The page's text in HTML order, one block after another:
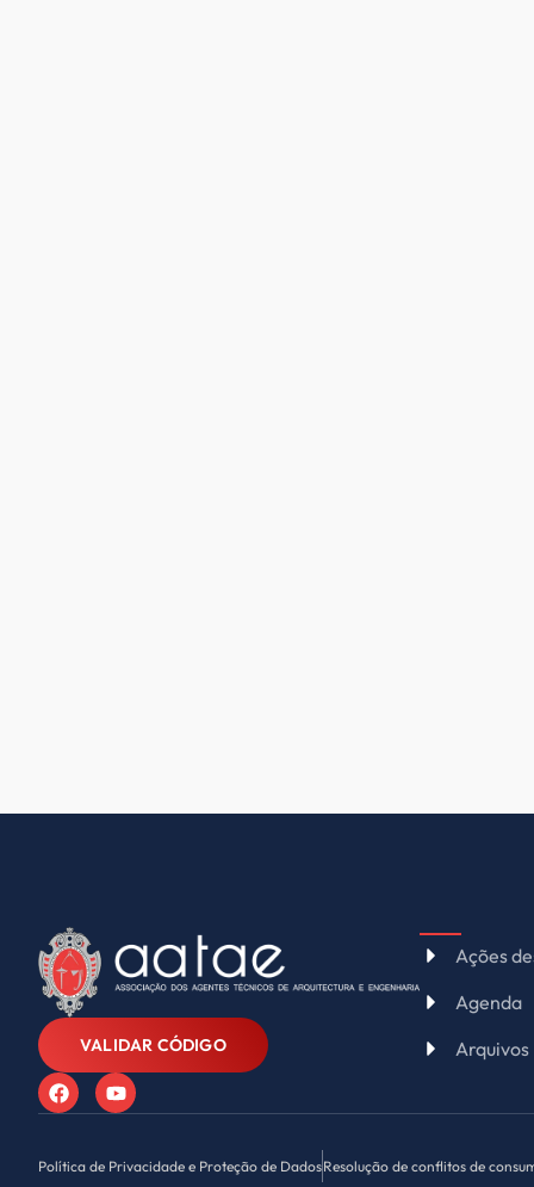
VALIDAR CÓDIGO
Ações
Agenda
Arquivos
Política de Privacidade e Proteção de DadosResolução de conflitos de